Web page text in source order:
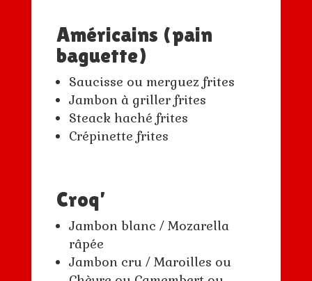
Américains (pain
baguette)
Saucisse ou merguez frites
Jambon à griller frites
Steack haché frites
Crépinette frites
Croq’
Jambon blanc / Mozarella
râpée
Jambon cru / Maroilles ou